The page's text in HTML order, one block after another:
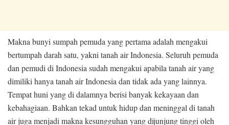
Makna bunyi sumpah pemuda yang pertama adalah mengakui
bertumpah darah satu, yakni tanah air Indonesia. Seluruh pemuda
dan pemudi di Indonesia sudah mengakui apabila tanah air yang
dimiliki hanya tanah air Indonesia dan tidak ada yang lainnya.
Tempat huni yang di dalamnya berisi banyak kekayaan dan
kebahagiaan. Bahkan tekad untuk hidup dan meninggal di tanah
air juga menjadi makna kesungguhan yang dijunjung tinggi oleh